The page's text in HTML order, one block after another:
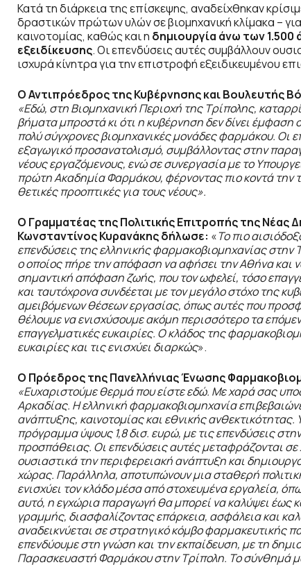
Κατά τη διάρκεια της επίσκεψης, αναδείχθηκαν
δραστικών πρώτων υλών σε βιομηχανική κλίμακα –
καινοτομίας, καθώς και η δημιουργία άνω των
εξειδίκευσης. Οι επενδύσεις αυτές συμβάλλουν
ισχυρά κίνητρα για την επιστροφή εξειδικευμένου
Ο Αντιπρόεδρος της Κυβέρνησης και Βουλευτής
«Εδώ, στη Βιομηχανική Περιοχή της Τρίπολης,
βήματα μπροστά κι ότι η κυβέρνηση δεν δίνει
πολύ σύγχρονες βιομηχανικές μονάδες φαρμάκου. Οι
εξαγωγικό προσανατολισμό, συμβάλλοντας στην
νέους εργαζόμενους, ενώ σε συνεργασία με το
πρώτη Ακαδημία Φαρμάκου, φέρνοντας πιο κοντά την
θετικές προοπτικές για τους νέους».
Ο Γραμματέας της Πολιτικής Επιτροπής της Νέας
Κωνσταντίνος Κυρανάκης δήλωσε: «Το πιο
επενδύσεις της ελληνικής φαρμακοβιομηχανίας
ο οποίος πήρε την απόφαση να αφήσει την Αθήνα και
σημαντική απόφαση ζωής, που τον ωφελεί, τόσο
και ταυτόχρονα συνδέεται με τον μεγάλο στόχο της
αμειβόμενων θέσεων εργασίας, όπως αυτές που
θέλουμε να ενισχύσουμε ακόμη περισσότερο τα
επαγγελματικές ευκαιρίες. Ο κλάδος της
ευκαιρίες και τις ενισχύει διαρκώς».
Ο Πρόεδρος της Πανελλήνιας Ένωσης
«Ευχαριστούμε θερμά που είστε εδώ. Με χαρά σας
Αρκαδίας. Η ελληνική φαρμακοβιομηχανία
ανάπτυξης, καινοτομίας και εθνικής
πρόγραμμα ύψους 1,8 δισ. ευρώ, με τις επενδύσεις
προσπάθειας. Οι επενδύσεις αυτές μεταφράζονται σε
ουσιαστικά την περιφερειακή ανάπτυξη και
χώρας. Παράλληλα, αποτυπώνουν μια σταθερή
ενισχύει τον κλάδο μέσα από στοχευμένα εργαλεία,
αυτό, η εγχώρια παραγωγή θα μπορεί να καλύψει
γραμμής, διασφαλίζοντας επάρκεια, ασφάλεια και
αναδεικνύεται σε στρατηγικό κόμβο
επενδύουμε στη γνώση και την εκπαίδευση, με τη
Παρασκευαστή Φαρμάκου στην Τρίπολη. Το σύνθημά